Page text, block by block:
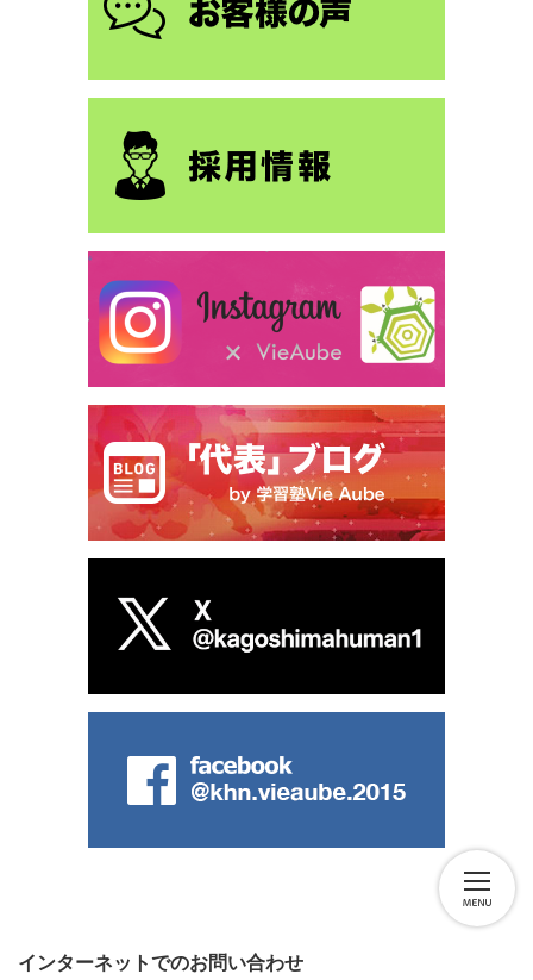
インターネットでのお問い合わせ